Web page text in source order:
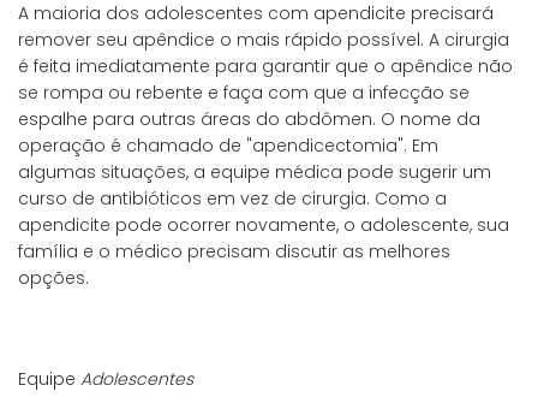
A maioria dos adolescentes com apendicite precisará
remover seu apêndice o mais rápido possível. A cirurgia
é feita imediatamente para garantir que o apêndice não
se rompa ou rebente e faça com que a infecção se
espalhe para outras áreas do abdômen. O nome da
operação é chamado de "apendicectomia". Em
algumas situações, a equipe médica pode sugerir um
curso de antibióticos em vez de cirurgia. Como a
apendicite pode ocorrer novamente, o adolescente, sua
família e o médico precisam discutir as melhores
opções.
Equipe Adolescentes